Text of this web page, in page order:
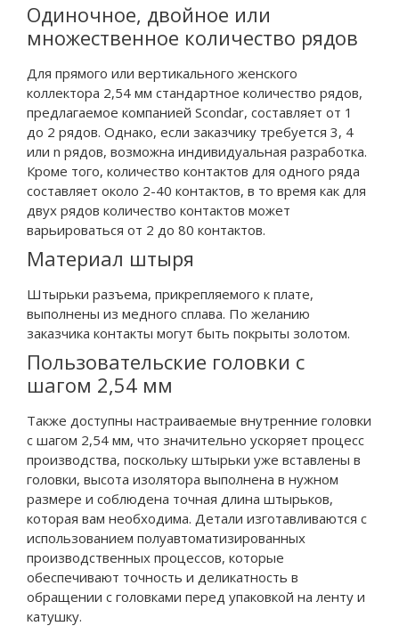
Одиночное, двойное или
множественное количество рядов
Для прямого или вертикального женского
коллектора 2,54 мм стандартное количество рядов,
предлагаемое компанией Scondar, составляет от 1
до 2 рядов. Однако, если заказчику требуется 3, 4
или n рядов, возможна индивидуальная разработка.
Кроме того, количество контактов для одного ряда
составляет около 2-40 контактов, в то время как для
двух рядов количество контактов может
варьироваться от 2 до 80 контактов.
Материал штыря
Штырьки разъема, прикрепляемого к плате,
выполнены из медного сплава. По желанию
заказчика контакты могут быть покрыты золотом.
Пользовательские головки с
шагом 2,54 мм
Также доступны настраиваемые внутренние головки
с шагом 2,54 мм, что значительно ускоряет процесс
производства, поскольку штырьки уже вставлены в
головки, высота изолятора выполнена в нужном
размере и соблюдена точная длина штырьков,
которая вам необходима. Детали изготавливаются с
использованием полуавтоматизированных
производственных процессов, которые
обеспечивают точность и деликатность в
обращении с головками перед упаковкой на ленту и
катушку.